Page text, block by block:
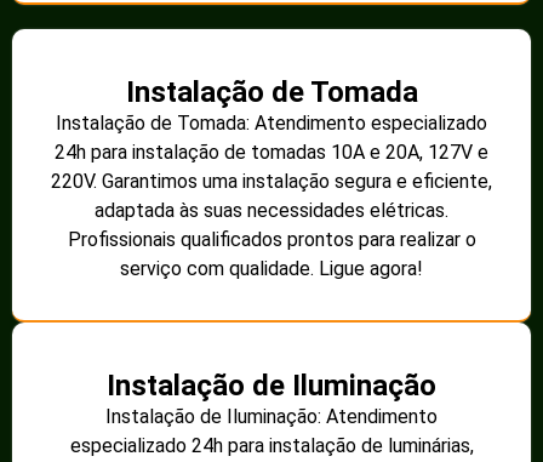
Instalação de Tomada
Instalação de Tomada: Atendimento especializado
24h para instalação de tomadas 10A e 20A, 127V e
220V. Garantimos uma instalação segura e eficiente,
adaptada às suas necessidades elétricas.
Profissionais qualificados prontos para realizar o
serviço com qualidade. Ligue agora!
Instalação de Iluminação
Instalação de Iluminação: Atendimento
especializado 24h para instalação de luminárias,